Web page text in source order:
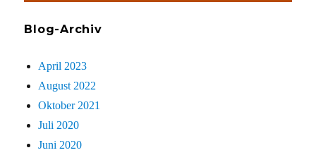
Blog-Archiv
April 2023
August 2022
Oktober 2021
Juli 2020
Juni 2020